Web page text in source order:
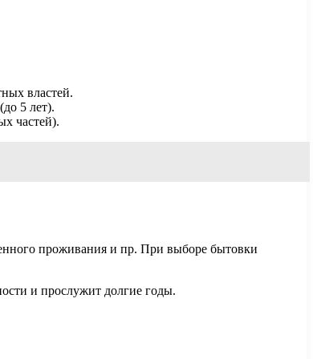
властей.
5 лет).
частей).
проживания и пр. При выборе бытовки
и прослужит долгие годы.